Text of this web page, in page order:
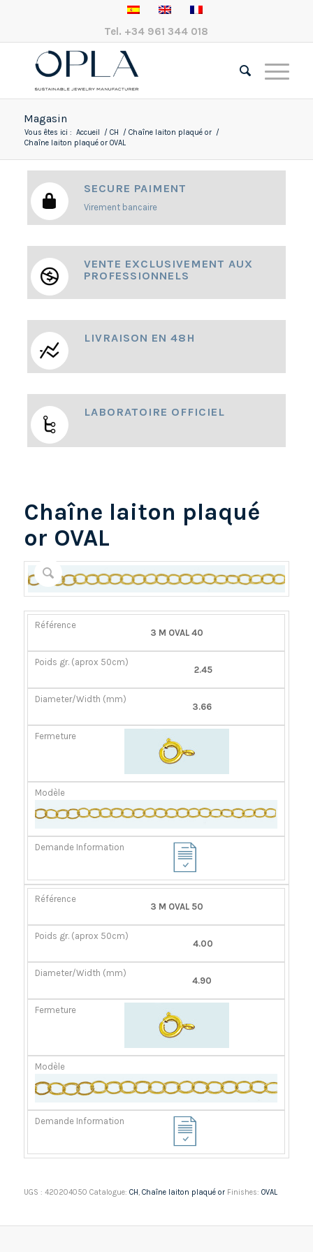
Tel. +34 961 344 018
Magasin
Vous êtes ici : Accueil / CH / Chaîne laiton plaqué or /
Chaîne laiton plaqué or OVAL
SECURE PAIMENT
Virement bancaire
VENTE EXCLUSIVEMENT AUX
PROFESSIONNELS
LIVRAISON EN 48H
LABORATOIRE OFFICIEL
Chaîne laiton plaqué
or OVAL
RÉFÉRENCE
(APROX
DIAMÈTER/LARGEUR
3 M OVAL 40
2.45
3.66
3 M OVAL 50
4.00
4.90
UGS : 420204050 Catalogue: CH Chaîne laiton plaqué or Finishes: OVAL